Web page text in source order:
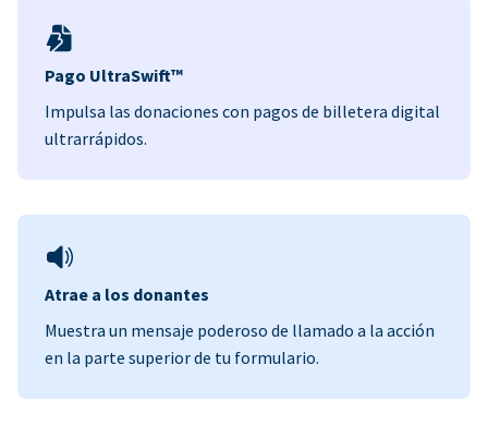
Pago UltraSwift™
Impulsa las donaciones con pagos de billetera digital
ultrarrápidos.
Atrae a los donantes
Muestra un mensaje poderoso de llamado a la acción
en la parte superior de tu formulario.